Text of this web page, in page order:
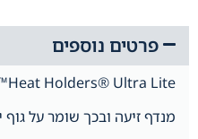
פרטים נוספים
Heat Holders® Ultra Lite™
מנדף זיעה ובכך שומר על